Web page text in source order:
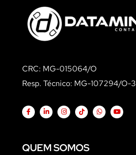
CRC: MG-015064/O
Resp. Técnico: MG-107294/O-3
QUEM SOMOS